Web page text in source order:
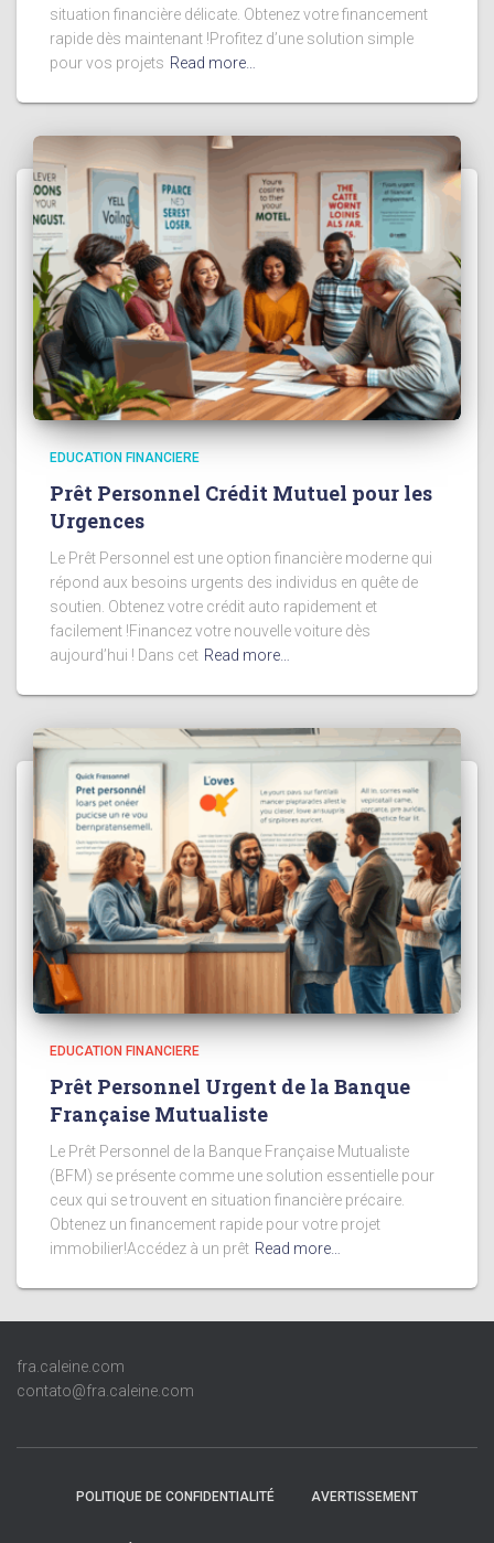
situation financière délicate. Obtenez votre financement
rapide dès maintenant !Profitez d’une solution simple
pour vos projets Read more…
EDUCATION FINANCIERE
Prêt Personnel Crédit Mutuel pour les
Urgences
Le Prêt Personnel est une option financière moderne qui
répond aux besoins urgents des individus en quête de
soutien. Obtenez votre crédit auto rapidement et
facilement !Financez votre nouvelle voiture dès
aujourd’hui ! Dans cet Read more…
EDUCATION FINANCIERE
Prêt Personnel Urgent de la Banque
Française Mutualiste
Le Prêt Personnel de la Banque Française Mutualiste
(BFM) se présente comme une solution essentielle pour
ceux qui se trouvent en situation financière précaire.
Obtenez un financement rapide pour votre projet
immobilier!Accédez à un prêt Read more…
fra.caleine.com
contato@fra.caleine.com
POLITIQUE DE CONFIDENTIALITÉ AVERTISSEMENT